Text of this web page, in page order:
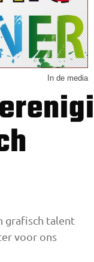
In de media
grafisch talent
voor ons